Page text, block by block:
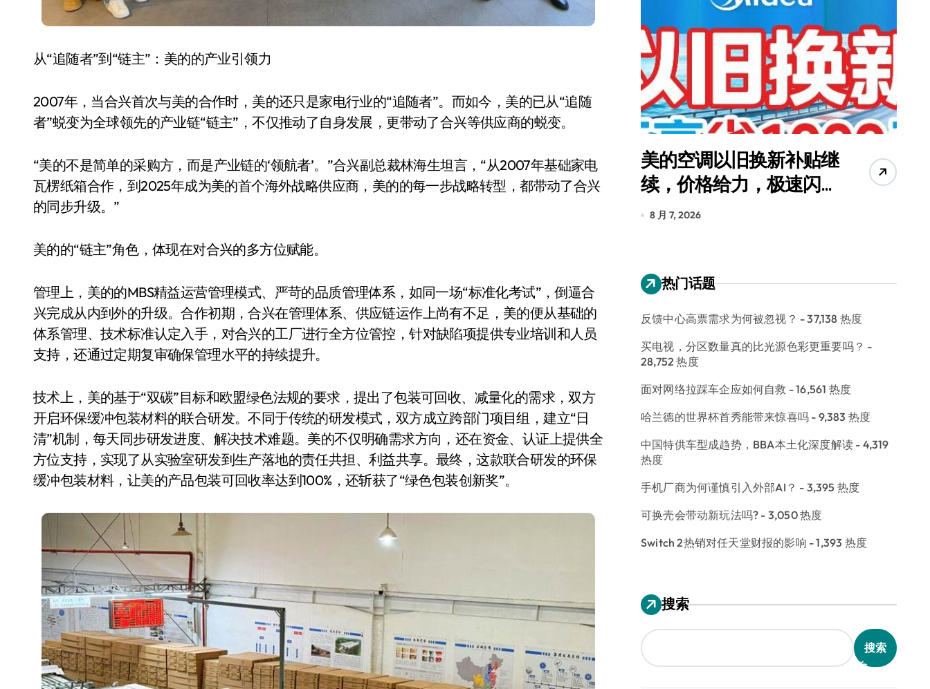
从“追随者”到“链主”：美的的产业引领力
2007年，当合兴首次与美的合作时，美的还只是家电行业的“追随者”。而如今，美的已从“追随
者”蜕变为全球领先的产业链“链主”，不仅推动了自身发展，更带动了合兴等供应商的蜕变。
“美的不是简单的采购方，而是产业链的‘领航者’。”合兴副总裁林海生坦言，“从2007年基础家电
瓦楞纸箱合作，到2025年成为美的首个海外战略供应商，美的的每一步战略转型，都带动了合兴
的同步升级。”
美的的“链主”角色，体现在对合兴的多方位赋能。
管理上，美的的MBS精益运营管理模式、严苛的品质管理体系，如同一场“标准化考试”，倒逼合
兴完成从内到外的升级。合作初期，合兴在管理体系、供应链运作上尚有不足，美的便从基础的
体系管理、技术标准认定入手，对合兴的工厂进行全方位管控，针对缺陷项提供专业培训和人员
支持，还通过定期复审确保管理水平的持续提升。
技术上，美的基于“双碳”目标和欧盟绿色法规的要求，提出了包装可回收、减量化的需求，双方
开启环保缓冲包装材料的联合研发。不同于传统的研发模式，双方成立跨部门项目组，建立“日
清”机制，每天同步研发进度、解决技术难题。美的不仅明确需求方向，还在资金、认证上提供全
方位支持，实现了从实验室研发到生产落地的责任共担、利益共享。最终，这款联合研发的环保
缓冲包装材料，让美的产品包装可回收率达到100%，还斩获了“绿色包装创新奖”。
追觅、石头科技注意：你
们的扫地机已被美国认定
为“战略武器”
7 月 30, 2026
净利润暴跌7.7%，苏泊尔
开始靠“擦边”续命了？
美的空调以旧换新补贴继
续，价格给力，极速闪
装！
8 月 7, 2026
热门话题
反馈中心高票需求为何被忽视？ - 37,138 热度
买电视，分区数量真的比光源色彩更重要吗？ -
28,752 热度
面对网络拉踩车企应如何自救 - 16,561 热度
哈兰德的世界杯首秀能带来惊喜吗 - 9,383 热度
中国特供车型成趋势，BBA本土化深度解读 - 4,319
热度
手机厂商为何谨慎引入外部AI？ - 3,395 热度
可换壳会带动新玩法吗? - 3,050 热度
Switch 2热销对任天堂财报的影响 - 1,393 热度
搜索
搜索